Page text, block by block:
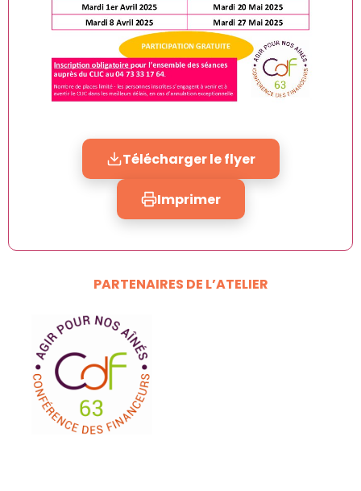
Télécharger le flyer
Imprimer
PARTENAIRES DE L’ATELIER